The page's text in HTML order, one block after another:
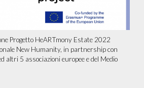
Progetto HeARTmony Estate 2022
New Humanity, in partnership con
altri 5 associazioni europee e del Medio